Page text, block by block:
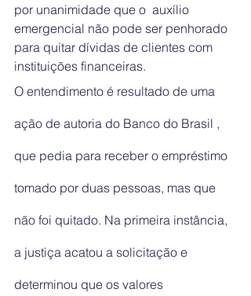
por unanimidade que o  auxílio
emergencial não pode ser penhorado
para quitar dívidas de clientes com
instituições financeiras.
O entendimento é resultado de uma
ação de autoria do Banco do Brasil ,
que pedia para receber o empréstimo
tomado por duas pessoas, mas que
não foi quitado. Na primeira instância,
a justiça acatou a solicitação e
determinou que os valores